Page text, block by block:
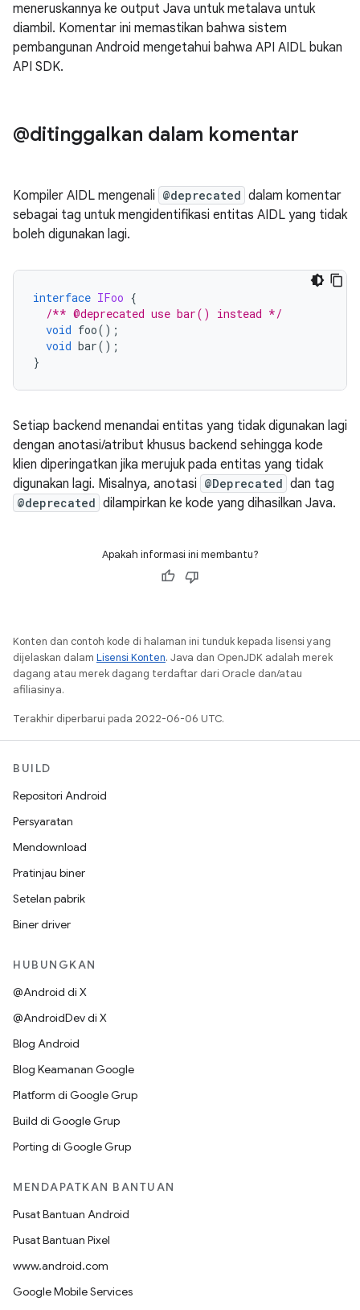
meneruskannya ke output Java untuk metalava untuk
diambil. Komentar ini memastikan bahwa sistem
pembangunan Android mengetahui bahwa API AIDL bukan
API SDK.
@ditinggalkan dalam komentar
Kompiler AIDL mengenali @deprecated dalam komentar
sebagai tag untuk mengidentifikasi entitas AIDL yang tidak
boleh digunakan lagi.
interface IFoo {
/** @deprecated use bar() instead */
void foo();
void bar();
}
Setiap backend menandai entitas yang tidak digunakan lagi
dengan anotasi/atribut khusus backend sehingga kode
klien diperingatkan jika merujuk pada entitas yang tidak
digunakan lagi. Misalnya, anotasi @Deprecated dan tag
@deprecated dilampirkan ke kode yang dihasilkan Java.
Apakah informasi ini membantu?
Konten dan contoh kode di halaman ini tunduk kepada lisensi yang
dijelaskan dalam Lisensi Konten. Java dan OpenJDK adalah merek
dagang atau merek dagang terdaftar dari Oracle dan/atau
afiliasinya.
Terakhir diperbarui pada 2022-06-06 UTC.
BUILD
Repositori Android
Persyaratan
Mendownload
Pratinjau biner
Setelan pabrik
Biner driver
HUBUNGKAN
@Android di X
@AndroidDev di X
Blog Android
Blog Keamanan Google
Platform di Google Grup
Build di Google Grup
Porting di Google Grup
MENDAPATKAN BANTUAN
Pusat Bantuan Android
Pusat Bantuan Pixel
www.android.com
Google Mobile Services